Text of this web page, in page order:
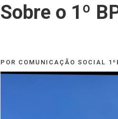
Sobre o 1º
POR COMUNICAÇÃO SOCIAL